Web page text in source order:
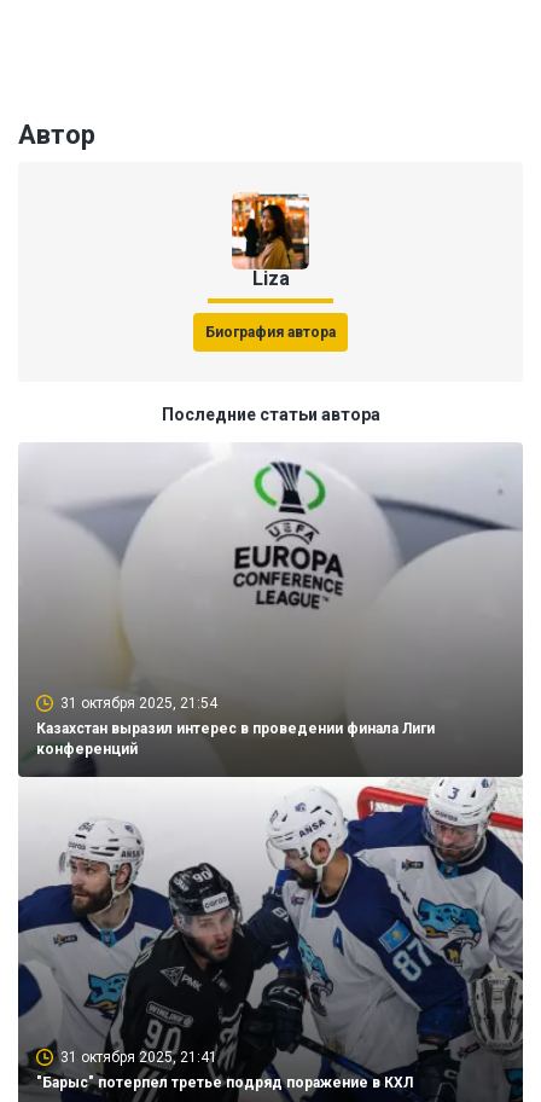
Автор
Liza
Биография автора
Последние статьи автора
31 октября 2025, 21:54
Казахстан выразил интерес в проведении финала Лиги
конференций
31 октября 2025, 21:41
"Барыс" потерпел третье подряд поражение в КХЛ